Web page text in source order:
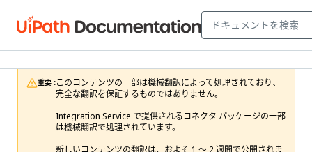
重要 :このコンテンツの一部は機械翻訳によって処理されており、
完全な翻訳を保証するものではありません。
Integration Service で提供されるコネクタ パッケージの一部
は機械翻訳で処理されています。